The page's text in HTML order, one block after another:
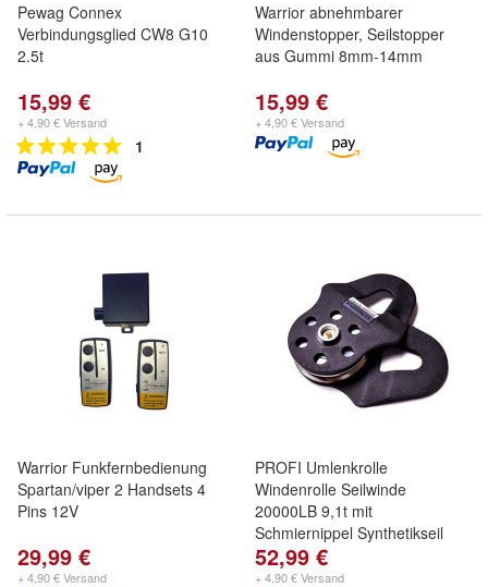
Pewag Connex
Verbindungsglied CW8 G10
2.5t
15,99 €
+ 4,90 € Versand
1
Warrior abnehmbarer
Windenstopper, Seilstopper
aus Gummi 8mm-14mm
15,99 €
+ 4,90 € Versand
Warrior Funkfernbedienung
Spartan/viper 2 Handsets 4
Pins 12V
29,99 €
+ 4,90 € Versand
PROFI Umlenkrolle
Windenrolle Seilwinde
20000LB 9,1t mit
Schmiernippel Synthetikseil
52,99 €
+ 4,90 € Versand